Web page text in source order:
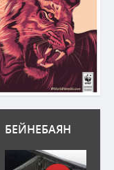
БЕЙНЕБАЯН